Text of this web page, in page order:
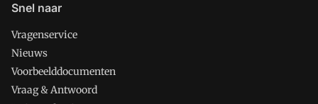
Snel naar
Vragenservice
Nieuws
Voorbeelddocumenten
Vraag & Antwoord